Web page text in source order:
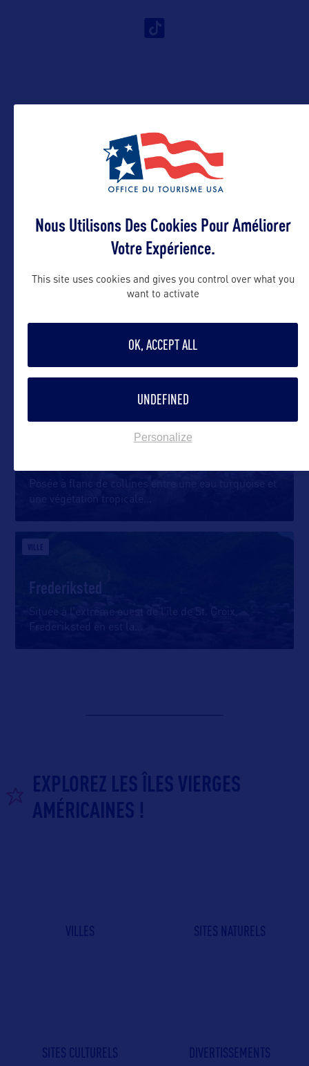
DANS LA MÊME CATEGORIE
VILLE
Posée à flanc de collines entre une eau turquoise et
une végétation tropicale
VILLE
Frederiksted
Située à l’extrême ouest de l’île de St. Croix,
Frederiksted en est la
EXPLOREZ LES ÎLES VIERGES
AMÉRICAINES !
VILLES SITES NATURELS
SITES CULTURELS DIVERTISSEMENTS
Nous Utilisons Des Cookies Pour Améliorer
Votre Expérience.
This site uses cookies and gives you control over what you
want to activate
OK, ACCEPT ALL
UNDEFINED
Personalize